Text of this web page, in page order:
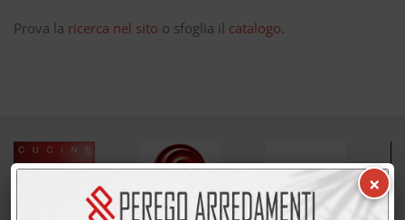
Prova la ricerca nel sito o sfoglia il catalogo.
×